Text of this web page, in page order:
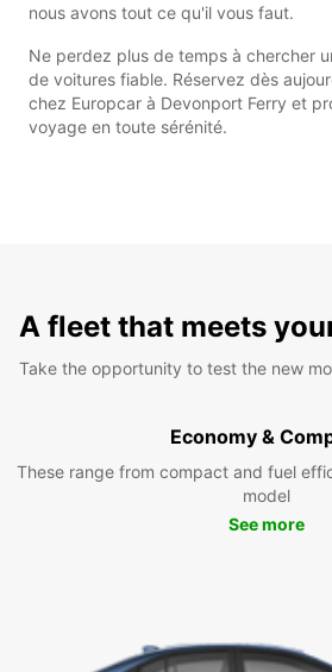
nous avons tout ce qu'il vous faut.
Ne perdez plus de temps à chercher
de voitures fiable. Réservez dès
chez Europcar à Devonport Ferry et
voyage en toute sérénité.
A fleet that meets
Take the opportunity to test the new
Economy &
These range from compact and fuel
model
See more